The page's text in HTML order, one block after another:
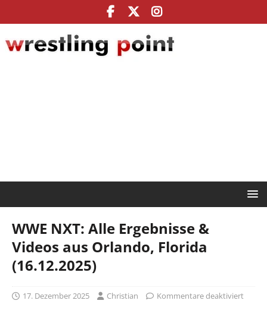
WWE NXT: Alle Ergebnisse &
Videos aus Orlando, Florida
(16.12.2025)
17. Dezember 2025 Christian Kommentare deaktiviert